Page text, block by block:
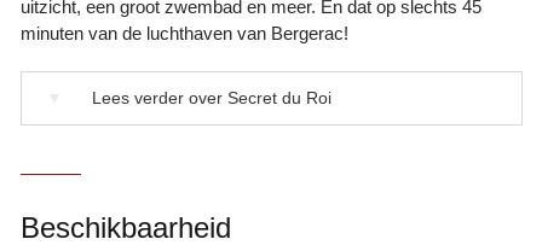
uitzicht, een groot zwembad en meer. En dat op slechts 45
minuten van de luchthaven van Bergerac!
Lees verder over Secret du Roi
Beschikbaarheid